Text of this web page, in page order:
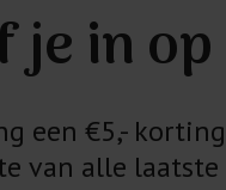
je in
een €5,-
van alle